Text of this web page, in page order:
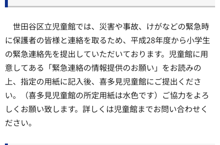
世田谷区立児童館では、災害や事故、けがなどの緊急時
に保護者の皆様と連絡を取るため、平成28年度から小学生
の緊急連絡先を提出していただいております。児童館に用
意してある「緊急連絡の情報提供のお願い」をお読みの
上、指定の用紙に記入後、喜多見児童館にご提出くださ
い。（喜多見児童館の所定用紙は水色です）ご協力をよろ
しくお願い致します。詳しくは児童館までお問い合わせく
ださい。